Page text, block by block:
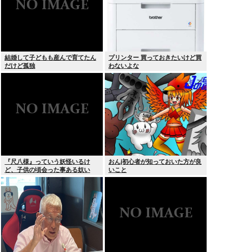
結婚して子どもも産んで育てたん
だけど孤独
プリンター 買っておきたいけど買
わないよな
『尺八様』っていう妖怪いるけ
ど、子供の頃会った事ある奴い
る？？
おんj初心者が知っておいた方が良
いこと